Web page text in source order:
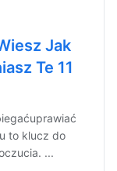
Jak
Te 11
to klucz do
...